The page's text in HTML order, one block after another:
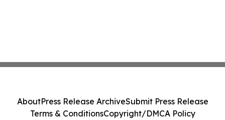
AboutPress Release ArchiveSubmit Press Release
Terms & ConditionsCopyright/DMCA Policy